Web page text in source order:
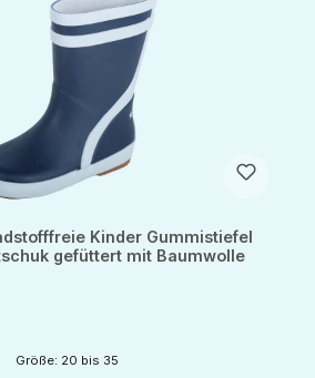
Kinder Gummistiefel
gefüttert mit Baumwolle
Größe: 20 bis 35